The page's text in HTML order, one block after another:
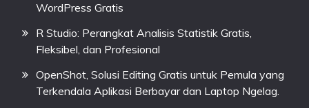
WordPress Gratis
R Studio: Perangkat Analisis Statistik Gratis,
Fleksibel, dan Profesional
OpenShot, Solusi Editing Gratis untuk Pemula yang
Terkendala Aplikasi Berbayar dan Laptop Ngelag.